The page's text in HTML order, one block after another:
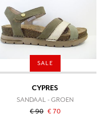
SALE
CYPRES
SANDAAL - GROEN
€ 90 € 70